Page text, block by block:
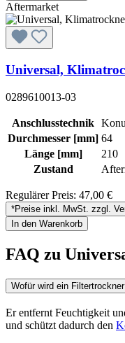
Aftermarket
Universal,
0289610013-03
Anschlusstechnik
Durchmesser [mm] 64
Länge [mm]
210
Zustand
Regulärer Preis: 47,00 €
*Preise inkl. MwSt. zzgl.
In den Warenkorb
FAQ zu
Wofür wird ein
Er entfernt Feuchtigkeit
und schützt dadurch den